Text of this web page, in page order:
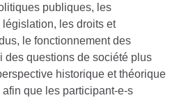
publiques, les
les droits et
le fonctionnement des
des questions de société plus
historique et théorique
que les participant-e-s